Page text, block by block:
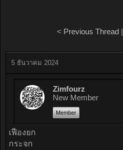
< Previous Thread|
5 ธันวาคม 2024
Zimfourz
New Member
Member
เฟืองยก
กระจก